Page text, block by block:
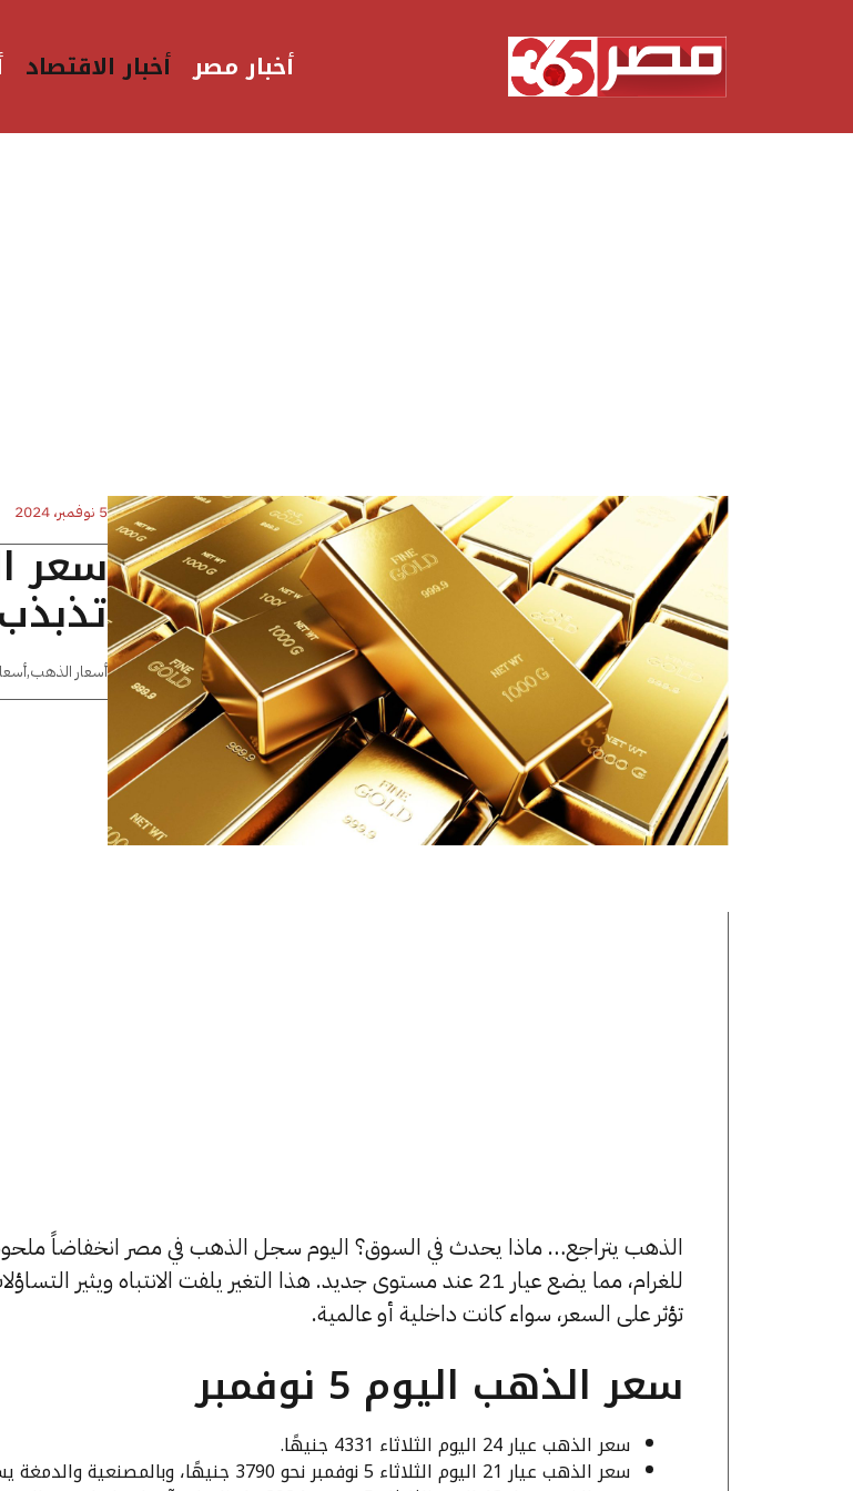
أخبار مصر أخبار الاقتصاد
5 نوفمبر، 2024
سعر
أسعار الذهب,
للغرام، مما يضع عيار 21 عند مستوى جديد. هذا التغير يلفت الانتباه ويثير
تؤثر على السعر، سواء كانت داخلية أو عالمية.
سعر الذهب اليوم 5 نوفمبر
سعر الذهب عيار 24 اليوم الثلاثاء 4331 جنيهًا.
سعر الذهب عيار 21 اليوم الثلاثاء 5 نوفمبر نحو 3790 جنيهًا، وبالمصنعية والدمغة يسجل 3890 جنيهًا.